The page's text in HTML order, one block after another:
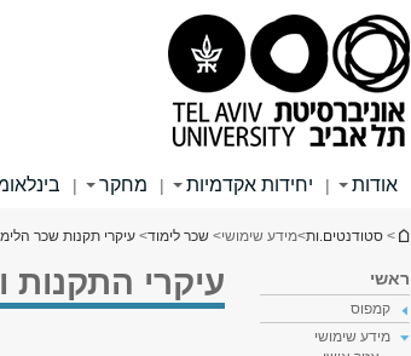
אודות | יחידות אקדמיות | מחקר |
הינך נמצא כאן
> סטודנטים.ות>מידע שימושי> שכר לימוד> עיקרי תקנות שכר
ראשי
קמפוס
מידע שימושי
עיקרי התקנות